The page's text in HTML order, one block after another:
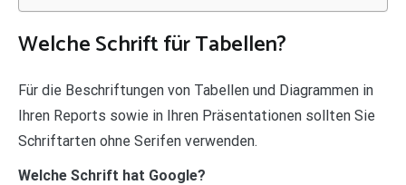
Welche Schrift für Tabellen?
Für die Beschriftungen von Tabellen und Diagrammen in
Ihren Reports sowie in Ihren Präsentationen sollten Sie
Schriftarten ohne Serifen verwenden.
Welche Schrift hat Google?